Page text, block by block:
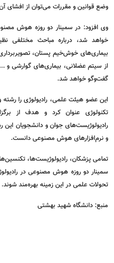
وضع قوانین و مقررات می‌توان از افشای
خواهد شد، درباره مباحث مختلفی
بیماری‌های خوش‌خیم پستان،
از سیتم عضلانی، بیماری‌های گوارشی
گفت‌و‌گو خواهد شد.
این عضو هیئت علمی، رادیولوژی را
تکنولوژی عنوان کرد و هدف از
رادیولوژیست‌های جوان و دانشجویان این
و نرم‌افزار‌های هوش مصنوعی دانست.
تمامی پزشکان، رادیولوژیست‌ها،
سمینار دو روزه هوش مصنوعی در
تحولات علمی در این زمینه بهره‌مند شوند.
منبع: دانشگاه شهید بهشتی